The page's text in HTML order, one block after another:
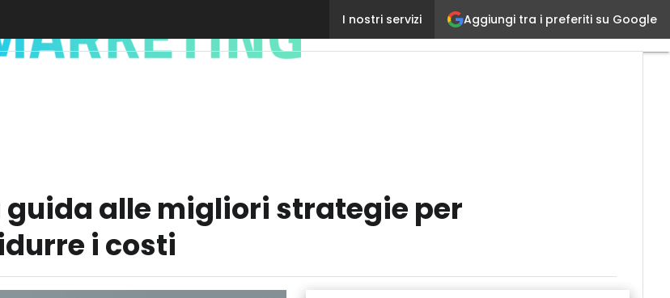
Aggiungi tra i preferiti su Google
I nostri servizi
Mainframe operation: una guida alle migliori
alle migliori strategie per
i costi